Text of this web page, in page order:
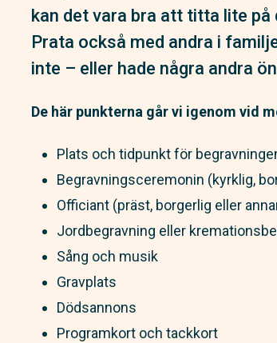
kan det vara bra att titta lite
Prata också med andra i
inte – eller hade några andra
De här punkterna går vi igenom vid
Plats och tidpunkt för
Begravningsceremonin (kyrklig,
Officiant (präst, borgerlig eller
Jordbegravning eller
Sång och musik
Gravplats
Dödsannons
Programkort och tackkort